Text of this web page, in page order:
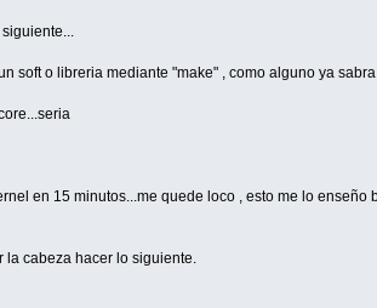
soft o libreria mediante "make" , como alguno ya
en 15 minutos...me quede loco , esto me lo
la cabeza hacer lo siguiente.